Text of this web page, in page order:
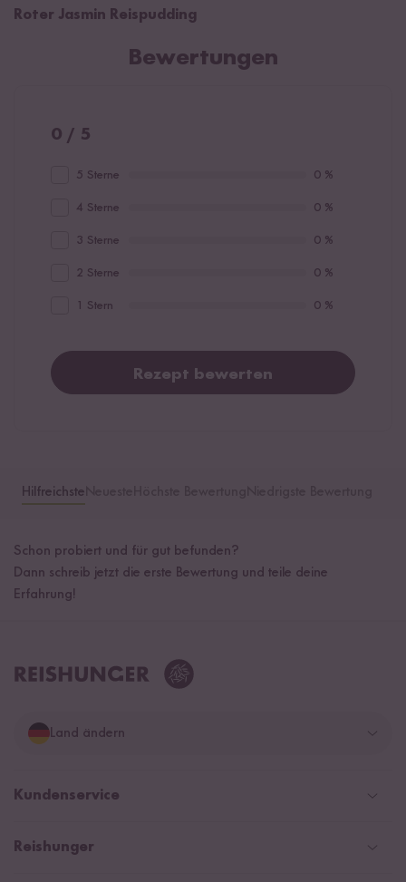
Roter Jasmin Reispudding
Bewertungen
0 / 5
5 Sterne 0 %
4 Sterne 0 %
3 Sterne 0 %
2 Sterne 0 %
1 Stern 0 %
Rezept bewerten
Hilfreichste
Schon probiert und für gut befunden?
Dann schreib jetzt die erste Bewertung und teile deine
Erfahrung!
Land ändern
Deutschland
Kundenservice
Help Center & FAQ
Reishunger